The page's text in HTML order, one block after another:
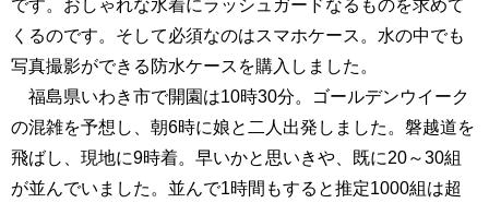
です。おしゃれな水着にラッシュガードなるものを求めて
くるのです。そして必須なのはスマホケース。水の中でも
写真撮影ができる防水ケースを購入しました。
福島県いわき市で開園は10時30分。ゴールデンウイーク
の混雑を予想し、朝6時に娘と二人出発しました。磐越道を
飛ばし、現地に9時着。早いかと思いきや、既に20～30組
が並んでいました。並んで1時間もすると推定1000組は超